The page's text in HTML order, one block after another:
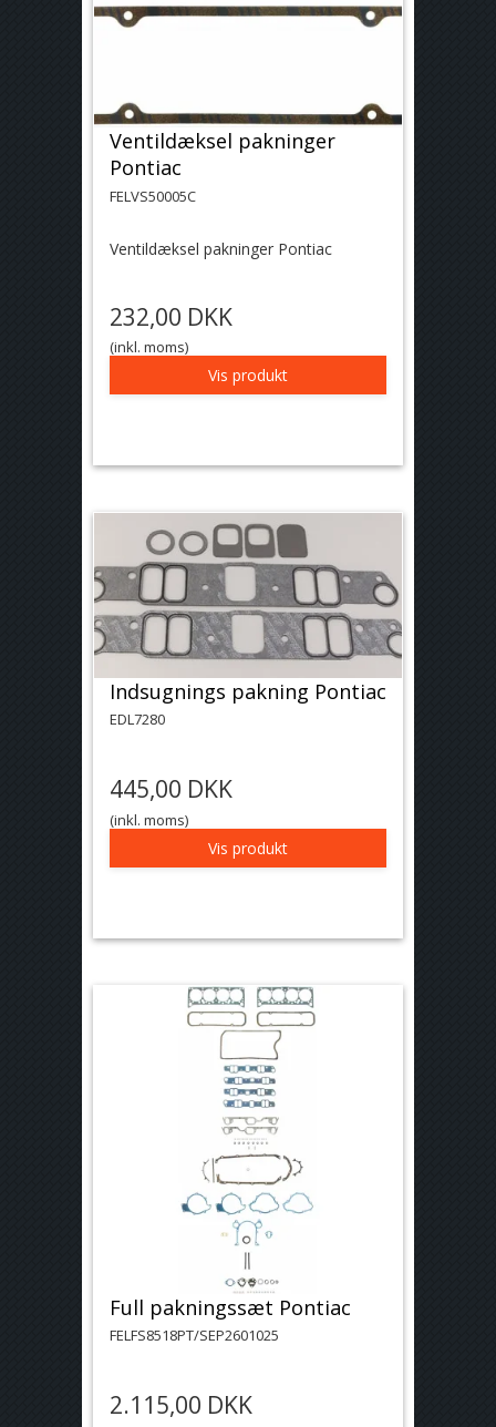
Ventildæksel pakninger
Pontiac
FELVS50005C
Ventildæksel pakninger Pontiac
232,00 DKK
(inkl. moms)
Vis produkt
Indsugnings pakning Pontiac
EDL7280
445,00 DKK
(inkl. moms)
Vis produkt
Full pakningssæt Pontiac
FELFS8518PT/SEP2601025
2.115,00 DKK